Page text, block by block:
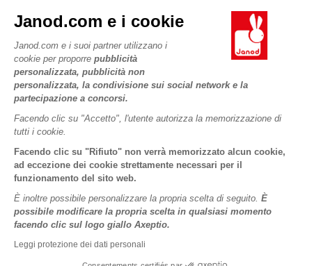
Janod.com e i cookie
Janod.com e i suoi partner utilizzano i
cookie per proporre pubblicità
personalizzata, pubblicità non
personalizzata, la condivisione sui social network e la
partecipazione a concorsi.
Facendo clic su "Accetto", l'utente autorizza la memorizzazione di
tutti i cookie.
Facendo clic su "Rifiuto" non verrà memorizzato alcun cookie,
ad eccezione dei cookie strettamente necessari per il
funzionamento del sito web.
È inoltre possibile personalizzare la propria scelta di seguito. È
possibile modificare la propria scelta in qualsiasi momento
facendo clic sul logo giallo Axeptio.
Leggi protezione dei dati personali
Negozi
Termini delle offerte
Dati personali
Cookies
Termini delle offerte
Le nostre attività
Impegni di RSI
Cos'è FSC®?
I NOSTRI SERVIZI
Pagamento
Acquista ora, paga dopo
Spedizione
Video
Regole di gioco e istruzioni
Pezzi staccati
Attività per bambini da scaricare
PROFESSIONALE
Contatti stampa
SEGUICI